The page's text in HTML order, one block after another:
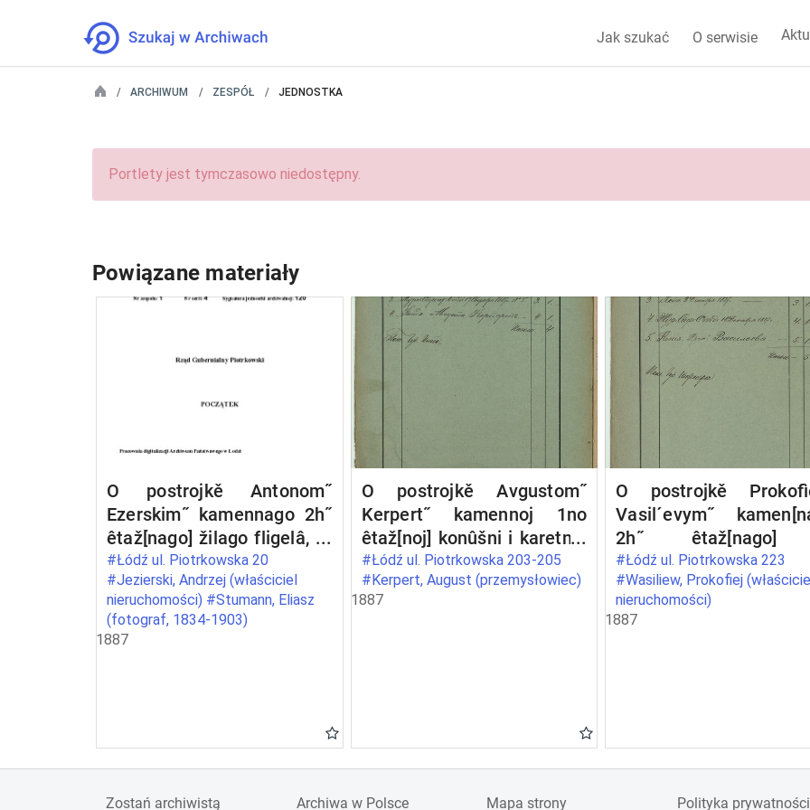
Jak szukać O serwisie
ARCHIWUM ZESPÓŁ JEDNOSTKA
Portlety jest tymczasowo niedostępny.
Powiązane materiały
O postrojkě Antonom˝
Ezerskim˝ kamennago 2h˝
êtaž[nago] žilago fligelâ, s˝
poměŝenìem˝
fotografičeskago
zavedenìâ, pod˝ No 255b
po Petrokovskoj ulicě v˝
#Łódź ul. Piotrkowska 20
#Jezierski, Andrzej (właściciel
nieruchomości) #Stumann, Eliasz
(fotograf, 1834-1903)
1887
O postrojkě Avgustom˝
Kerpert˝ kamennoj 1no
êtaž[noj] konûšni i karetnoj
s˝ trempel´nym˝
čerdakom˝, pod No 707 i
708 po Petrokovskoj ulicě
#Łódź ul. Piotrkowska 203-205
#Kerpert, August (przemysłowiec)
1887
O postrojkě
Vasil´evym˝
2h˝ êtaž[nago]
trempelem˝ žilago
pod No 698
Petrokovskoj ul[ice]
g[orode] Lodzi
#Łódź ul. Piotrkowska 223
#Wasiliew, Prokofiej
nieruchomości)
1887
Zostań archiwistą Archiwa w Polsce Mapa strony Polityka prywatności